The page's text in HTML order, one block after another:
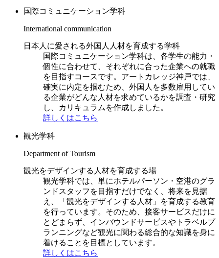
国際コミュニケーション学科
International communication
日本人に愛される外国人人材を育成する学科
国際コミュニケーション学科は、各学生の能力・
個性に合わせて、それぞれに合った企業への就職
を目指すコースです。アートカレッジ神戸では、
確実に内定を掴むため、外国人を多数雇用してい
る企業がどんな人材を求めているかを調査・研究
し、カリキュラムを作成しました。
詳しくはこちら
観光学科
Department of Tourism
観光をデザインする人材を育成する場
観光学科では、単にホテルパーソン・空港のグラ
ンドスタッフを目指すだけでなく、将来を見据
え、「観光をデザインする人材」を育成する教育
を行っています。そのため、接客サービスだけに
とどまらず、インバウンドサービスやトラベルプ
ランニングなど観光に関わる総合的な知識を身に
着けることを目標としています。
詳しくはこちら